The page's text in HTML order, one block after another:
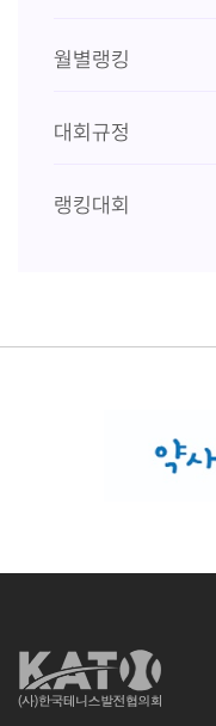
월별랭킹
대회규정
랭킹대회